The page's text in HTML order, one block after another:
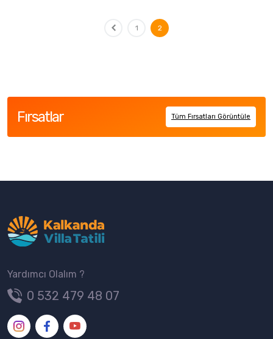
1 2
Fırsatlar Tüm Fırsatları Görüntüle
Yardımcı Olalım ?
0 532 479 48 07